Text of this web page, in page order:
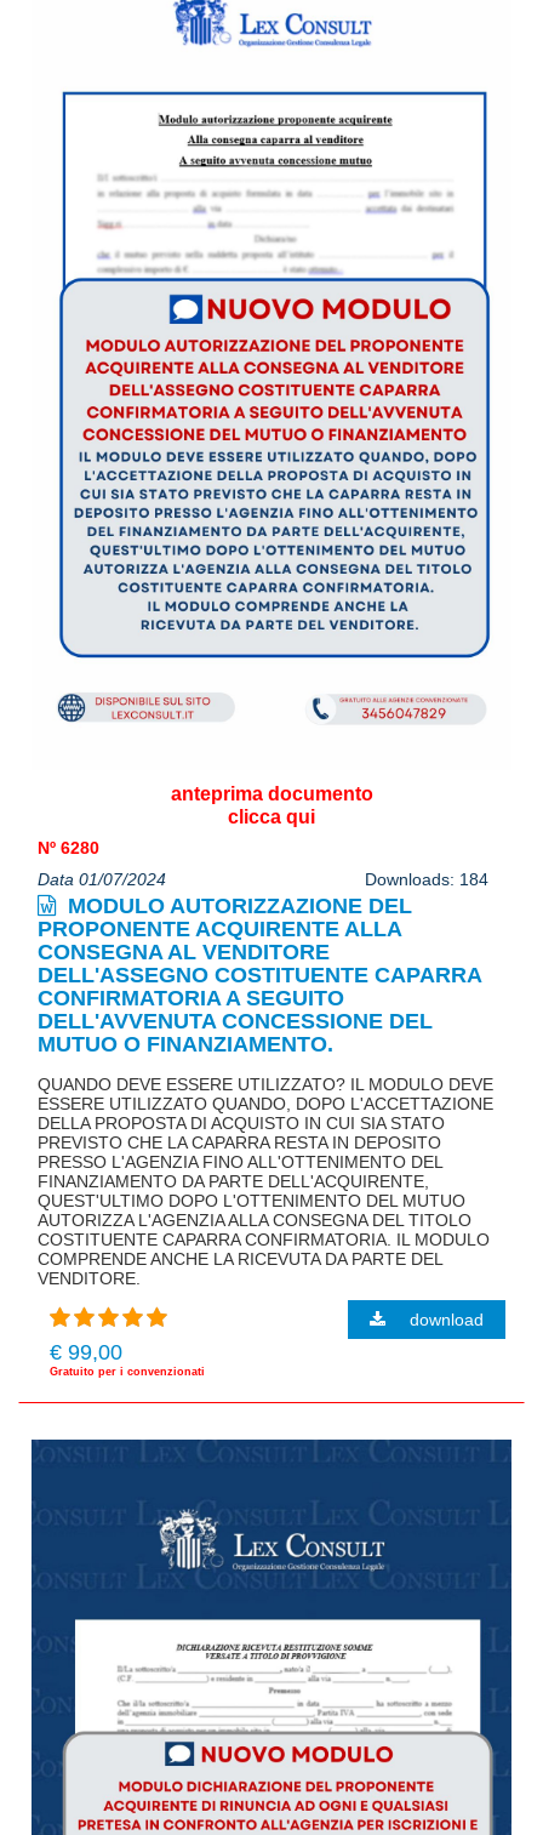
anteprima documento
clicca qui
Nº 6280
Data 01/07/2024
Downloads: 184
MODULO AUTORIZZAZIONE DEL
PROPONENTE ACQUIRENTE ALLA
CONSEGNA AL VENDITORE
DELL'ASSEGNO COSTITUENTE CAPARRA
CONFIRMATORIA A SEGUITO
DELL'AVVENUTA CONCESSIONE DEL
MUTUO O FINANZIAMENTO.
QUANDO DEVE ESSERE UTILIZZATO? IL MODULO DEVE
ESSERE UTILIZZATO QUANDO, DOPO L'ACCETTAZIONE
DELLA PROPOSTA DI ACQUISTO IN CUI SIA STATO
PREVISTO CHE LA CAPARRA RESTA IN DEPOSITO
PRESSO L'AGENZIA FINO ALL'OTTENIMENTO DEL
FINANZIAMENTO DA PARTE DELL'ACQUIRENTE,
QUEST'ULTIMO DOPO L'OTTENIMENTO DEL MUTUO
AUTORIZZA L'AGENZIA ALLA CONSEGNA DEL TITOLO
COSTITUENTE CAPARRA CONFIRMATORIA. IL MODULO
COMPRENDE ANCHE LA RICEVUTA DA PARTE DEL
VENDITORE.
€ 99,00
Gratuito per i convenzionati
download